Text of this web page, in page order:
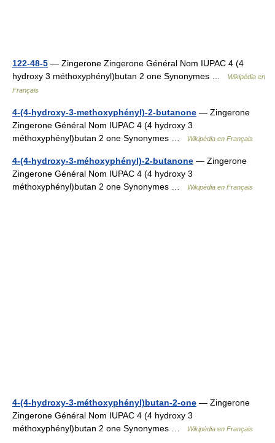
122-48-5 — Zingerone Zingerone Général Nom IUPAC 4 (4
hydroxy 3 méthoxyphényl)butan 2 one Synonymes …
Wikipédia en
Français
4-(4-hydroxy-3-methoxyphényl)-2-butanone — Zingerone
Zingerone Général Nom IUPAC 4 (4 hydroxy 3
méthoxyphényl)butan 2 one Synonymes …
Wikipédia en Français
4-(4-hydroxy-3-méhoxyphényl)-2-butanone — Zingerone
Zingerone Général Nom IUPAC 4 (4 hydroxy 3
méthoxyphényl)butan 2 one Synonymes …
Wikipédia en Français
4-(4-hydroxy-3-méthoxyphényl)butan-2-one — Zingerone
Zingerone Général Nom IUPAC 4 (4 hydroxy 3
méthoxyphényl)butan 2 one Synonymes …
Wikipédia en Français